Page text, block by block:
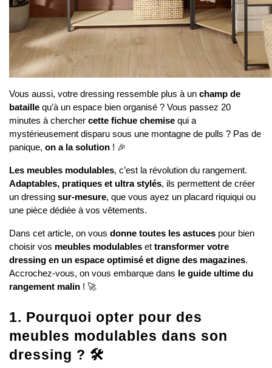
Vous aussi, votre dressing ressemble plus à un champ de
bataille qu’à un espace bien organisé ? Vous passez 20
minutes à chercher cette fichue chemise qui a
mystérieusement disparu sous une montagne de pulls ? Pas de
panique, on a la solution ! 🎉
Les meubles modulables
Adaptables, pratiques et ultra stylés, ils permettent de créer
un dressing sur-mesure, que vous ayez un placard riquiqui ou
une pièce dédiée à vos vêtements.
Dans cet article, on vous donne toutes les astuces pour bien
choisir vos meubles modulables et transformer votre
dressing en un espace optimisé et digne des magazines.
Accrochez-vous, on vous embarque dans le guide ultime du
rangement malin ! 🚀
1. Pourquoi opter pour des
meubles modulables dans son
dressing ? 🛠️